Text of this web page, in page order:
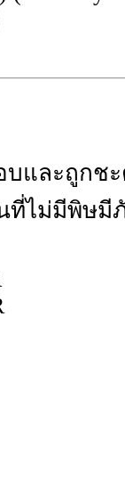
บและถูกช
ที่ไม่มีพิษมี